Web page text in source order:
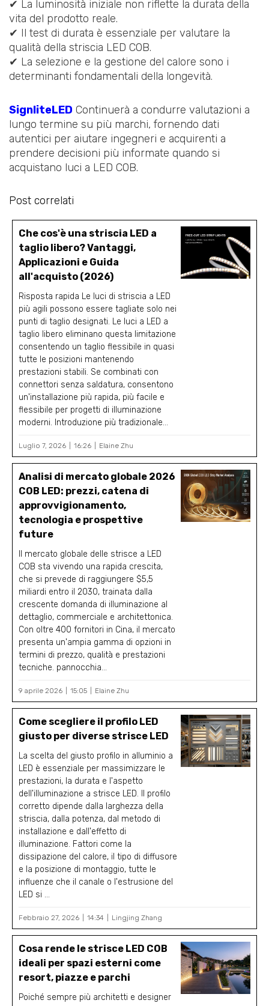
✔ La luminosità iniziale non riflette la durata della
vita del prodotto reale.
✔ Il test di durata è essenziale per valutare la
qualità della striscia LED COB.
✔ La selezione e la gestione del calore sono i
determinanti fondamentali della longevità.
SignliteLED Continuerà a condurre valutazioni a
lungo termine su più marchi, fornendo dati
autentici per aiutare ingegneri e acquirenti a
prendere decisioni più informate quando si
acquistano luci a LED COB.
Post correlati
Che cos'è una striscia LED a
taglio libero? Vantaggi,
Applicazioni e Guida
all'acquisto (2026)
Risposta rapida Le luci di striscia a LED
più agili possono essere tagliate solo nei
punti di taglio designati. Le luci a LED a
taglio libero eliminano questa limitazione
consentendo un taglio flessibile in quasi
tutte le posizioni mantenendo
prestazioni stabili. Se combinati con
connettori senza saldatura, consentono
un'installazione più rapida, più facile e
flessibile per progetti di illuminazione
moderni. Introduzione più tradizionale...
Luglio 7, 2026 16:26 Elaine Zhu
Analisi di mercato globale 2026
COB LED: prezzi, catena di
approvvigionamento,
tecnologia e prospettive
future
Il mercato globale delle strisce a LED
COB sta vivendo una rapida crescita,
che si prevede di raggiungere $5,5
miliardi entro il 2030, trainata dalla
crescente domanda di illuminazione al
dettaglio, commerciale e architettonica.
Con oltre 400 fornitori in Cina, il mercato
presenta un'ampia gamma di opzioni in
termini di prezzo, qualità e prestazioni
tecniche. pannocchia...
9 aprile 2026 15:05 Elaine Zhu
Come scegliere il profilo LED
giusto per diverse strisce LED
La scelta del giusto profilo in alluminio a
LED è essenziale per massimizzare le
prestazioni, la durata e l'aspetto
dell'illuminazione a strisce LED. Il profilo
corretto dipende dalla larghezza della
striscia, dalla potenza, dal metodo di
installazione e dall'effetto di
illuminazione. Fattori come la
dissipazione del calore, il tipo di diffusore
e la posizione di montaggio, tutte le
influenze che il canale o l'estrusione del
LED si ...
Febbraio 27, 2026 14:34 Lingjing Zhang
Cosa rende le strisce LED COB
ideali per spazi esterni come
resort, piazze e parchi
Poiché sempre più architetti e designer